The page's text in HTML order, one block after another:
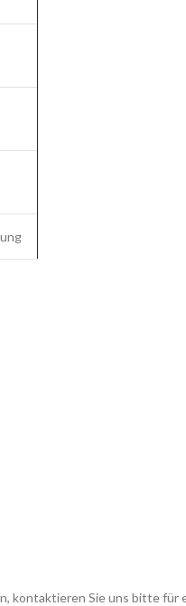
kontaktieren Sie uns bitte für